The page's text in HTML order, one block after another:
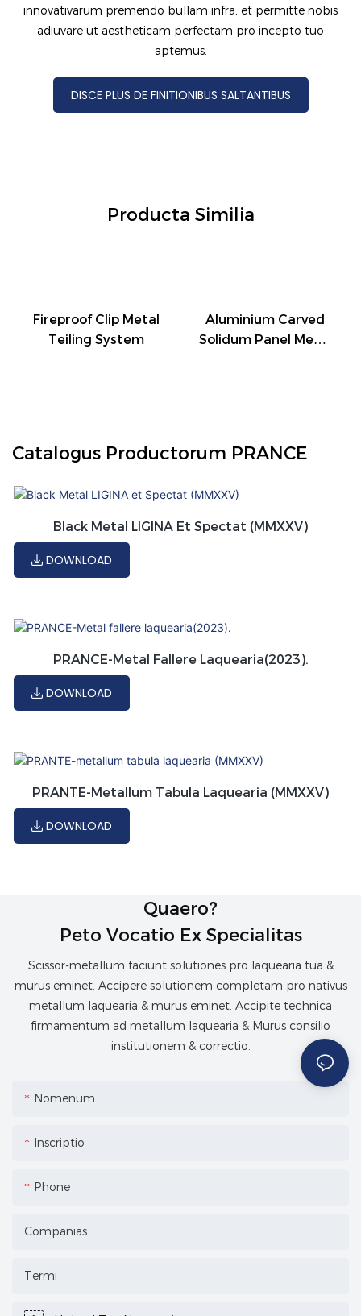
innovativarum premendo bullam infra, et permitte nobis
adiuvare ut aestheticam perfectam pro incepto tuo
aptemus.
DISCE PLUS DE FINITIONIBUS SALTANTIBUS
Producta Similia
Fireproof Clip Metal
Teiling System
Aluminium Carved
Solidum Panel Metal
Catalogus Productorum PRANCE
Black Metal LIGINA Et Spectat (MMXXV)
DOWNLOAD
PRANCE-Metal Fallere Laquearia(2023).
DOWNLOAD
PRANTE-Metallum Tabula Laquearia (MMXXV)
DOWNLOAD
Quaero?
Peto Vocatio Ex Specialitas
Scissor-metallum faciunt solutiones pro laquearia tua &
murus eminet. Accipere solutionem completam pro nativus
metallum laquearia & murus eminet. Accipite technica
firmamentum ad metallum laquearia & Murus consilio
institutionem & correctio.
Nomenum
Inscriptio
Phone
Companias
Termi